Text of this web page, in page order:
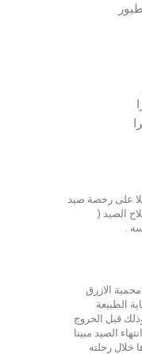
على رخصة صيد
الصيد (
.
الازرق
الطبيعة
قبل الخروج
الصيد مبينا
خلال رحلته